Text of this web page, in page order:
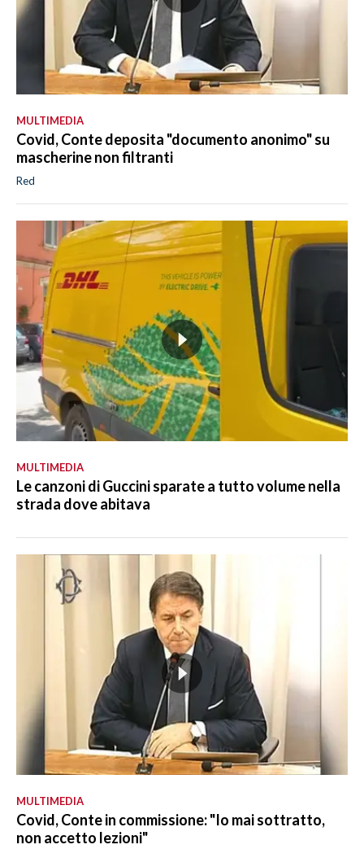
MULTIMEDIA
Covid, Conte deposita "documento anonimo" su
mascherine non filtranti
Red
MULTIMEDIA
Le canzoni di Guccini sparate a tutto volume nella
strada dove abitava
MULTIMEDIA
Covid, Conte in commissione: "Io mai sottratto,
non accetto lezioni"